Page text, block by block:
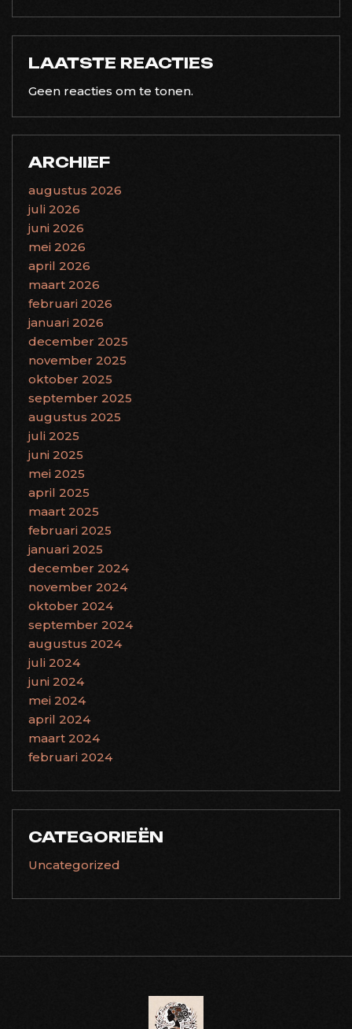
LAATSTE REACTIES
Geen reacties om te tonen.
ARCHIEF
augustus 2026
juli 2026
juni 2026
mei 2026
april 2026
maart 2026
februari 2026
januari 2026
december 2025
november 2025
oktober 2025
september 2025
augustus 2025
juli 2025
juni 2025
mei 2025
april 2025
maart 2025
februari 2025
januari 2025
december 2024
november 2024
oktober 2024
september 2024
augustus 2024
juli 2024
juni 2024
mei 2024
april 2024
maart 2024
februari 2024
CATEGORIEËN
Uncategorized